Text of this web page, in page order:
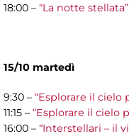
18:00 – “La notte stellata”
15/10 martedì
9:30 – “Esplorare il cielo
11:15 – “Esplorare il cielo
16:00 – “Interstellari – il